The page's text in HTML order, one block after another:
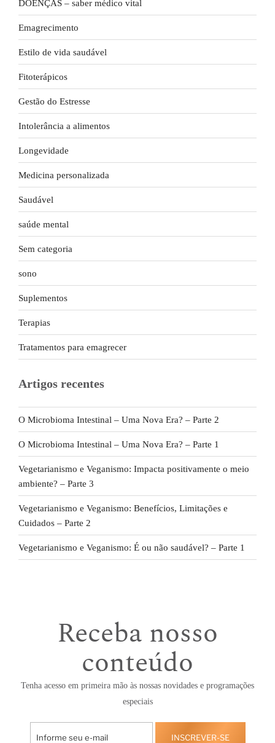
DOENÇAS – saber médico vital
Emagrecimento
Estilo de vida saudável
Fitoterápicos
Gestão do Estresse
Intolerância a alimentos
Longevidade
Medicina personalizada
Saudável
saúde mental
Sem categoria
sono
Suplementos
Terapias
Tratamentos para emagrecer
Artigos recentes
O Microbioma Intestinal – Uma Nova Era? – Parte 2
O Microbioma Intestinal – Uma Nova Era? – Parte 1
Vegetarianismo e Veganismo: Impacta positivamente o meio
ambiente? – Parte 3
Vegetarianismo e Veganismo: Benefícios, Limitações e
Cuidados – Parte 2
Vegetarianismo e Veganismo: É ou não saudável? – Parte 1
Receba nosso
conteúdo
Tenha acesso em primeira mão às nossas novidades e programações
especiais
INSCREVER-SE